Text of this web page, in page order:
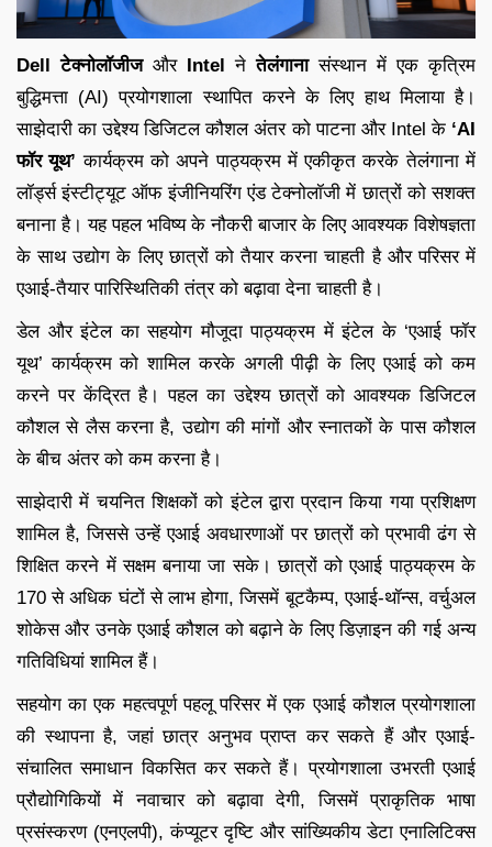
Dell टेक्नोलॉजीजऔर Intel नेतेलंगानासंस्थान में एक कृत्रिम
बुद्धिमत्ता (AI) प्रयोगशाला स्थापित करने के लिए हाथ मिलाया है।
साझेदारी का उद्देश्य डिजिटल कौशल अंतर को पाटना और Intel के‘AI
फॉर यूथ’ कार्यक्रम को अपने पाठ्यक्रम में एकीकृत करके तेलंगाना में
लॉर्ड्स इंस्टीट्यूट ऑफ इंजीनियरिंग एंड टेक्नोलॉजी में छात्रों को सशक्त
बनाना है। यह पहल भविष्य के नौकरी बाजार के लिए आवश्यक विशेषज्ञता
के साथ उद्योग के लिए छात्रों को तैयार करना चाहती है और परिसर में
एआई-तैयार पारिस्थितिकी तंत्र को बढ़ावा देना चाहती है।
डेल और इंटेल का सहयोग मौजूदा पाठ्यक्रम में इंटेल के ‘एआई फॉर
यूथ’ कार्यक्रम को शामिल करके अगली पीढ़ी के लिए एआई को कम
करने पर केंद्रित है। पहल का उद्देश्य छात्रों को आवश्यक डिजिटल
कौशल से लैस करना है, उद्योग की मांगों और स्नातकों के पास कौशल
के बीच अंतर को कम करना है।
साझेदारी में चयनित शिक्षकों को इंटेल द्वारा प्रदान किया गया प्रशिक्षण
शामिल है, जिससे उन्हें एआई अवधारणाओं पर छात्रों को प्रभावी ढंग से
शिक्षित करने में सक्षम बनाया जा सके। छात्रों को एआई पाठ्यक्रम के
170 से अधिक घंटों से लाभ होगा, जिसमें बूटकैम्प, एआई-थॉन्स, वर्चुअल
शोकेस और उनके एआई कौशल को बढ़ाने के लिए डिज़ाइन की गई अन्य
गतिविधियां शामिल हैं।
सहयोग का एक महत्वपूर्ण पहलू परिसर में एक एआई कौशल प्रयोगशाला
की स्थापना है, जहां छात्र अनुभव प्राप्त कर सकते हैं और एआई-
संचालित समाधान विकसित कर सकते हैं। प्रयोगशाला उभरती एआई
प्रौद्योगिकियों में नवाचार को बढ़ावा देगी, जिसमें प्राकृतिक भाषा
प्रसंस्करण (एनएलपी), कंप्यूटर दृष्टि और सांख्यिकीय डेटा एनालिटिक्स